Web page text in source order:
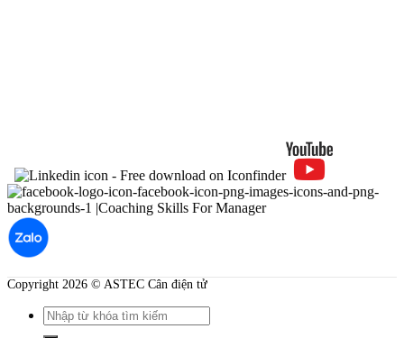
Copyright 2026 © ASTEC Cân điện tử
Search
for: